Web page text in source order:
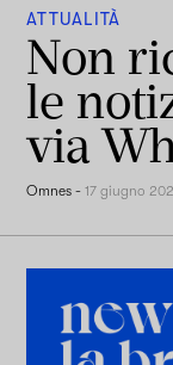
ATTUALITÀ
Non
le
via
Omnes -17 giugno